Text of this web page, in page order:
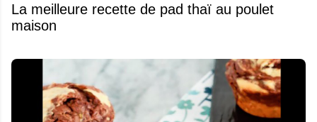
La meilleure recette de pad thaï au poulet
maison